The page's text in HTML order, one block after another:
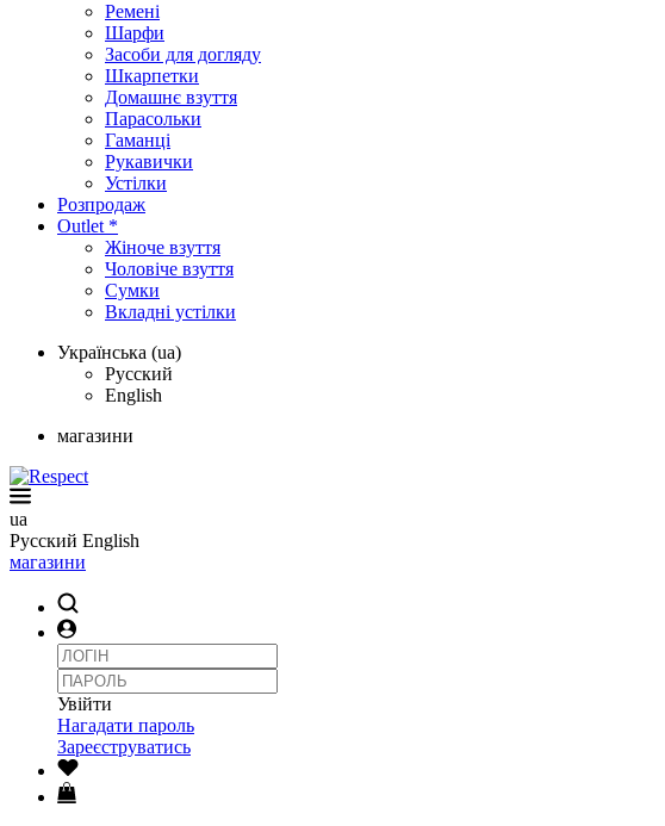
Ремені
Шарфи
Засоби для догляду
Шкарпетки
Домашнє взуття
Парасольки
Гаманці
Рукавички
Устілки
Розпродаж
Outlet *
Жіноче взуття
Чоловіче взуття
Сумки
Вкладні устілки
Українська (ua)
Русский
English
магазини
ua
Русский English
магазини
Увійти
Нагадати пароль
Зареєструватись